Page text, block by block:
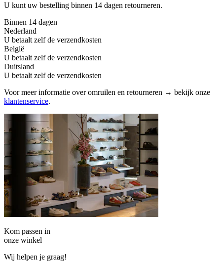
U kunt uw bestelling binnen 14 dagen retourneren.
Binnen 14 dagen
Nederland
U betaalt zelf de verzendkosten
België
U betaalt zelf de verzendkosten
Duitsland
U betaalt zelf de verzendkosten
Voor meer informatie over omruilen en retourneren → bekijk onze
klantenservice.
Kom passen in
onze winkel
Wij helpen je graag!